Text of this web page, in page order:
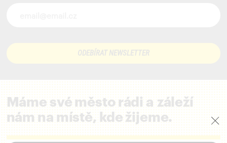
Máme své město rádi a záleží
nám na místě, kde žijeme.